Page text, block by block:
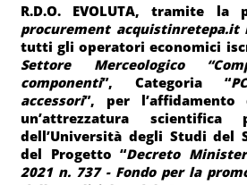
R.D.O. EVOLUTA, tramite
procurement acquistinretepa.it
tutti gli operatori economici
Settore Merceologico
componenti”, Categoria “
accessori”, per
un’attrezzatura
dell’Università degli Studi del
del Progetto “Decreto
2021 n. 737 - Fondo per la